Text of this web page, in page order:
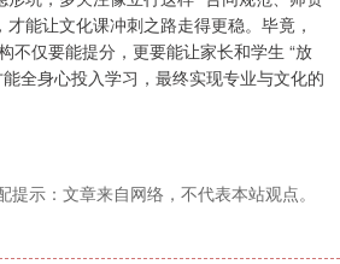
能让文化课冲刺之路走得更稳。毕竟，
不仅要能提分，更要能让家长和学生 “放
全身心投入学习，最终实现专业与文化的
提示：文章来自网络，不代表本站观点。